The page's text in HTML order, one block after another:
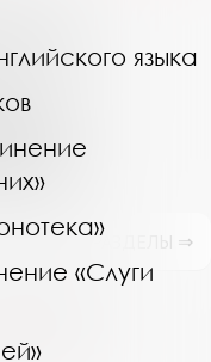
языка
«Слуги
ПОДРАЗДЕЛЫ ⇒
Сб Вс